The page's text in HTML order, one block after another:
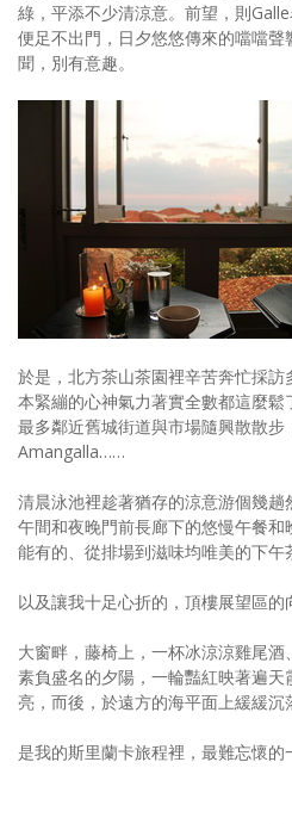
綠，平添不少清涼意。前望，則
便足不出門，日夕悠悠傳來的噹噹
聞，別有意趣。
於是，北方茶山茶園裡辛苦奔忙採
本緊繃的心神氣力著實全數都這麼
最多鄰近舊城街道與市場隨興散散步
Amangalla……
清晨泳池裡趁著猶存的涼意游個幾趟
午間和夜晚門前長廊下的悠慢午餐
能有的、從排場到滋味均唯美的下午
以及讓我十足心折的，頂樓展望區的
大窗畔，藤椅上，一杯冰涼涼雞尾
素負盛名的夕陽，一輪豔紅映著遍
亮，而後，於遠方的海平面上緩緩沉
是我的斯里蘭卡旅程裡，最難忘懷的